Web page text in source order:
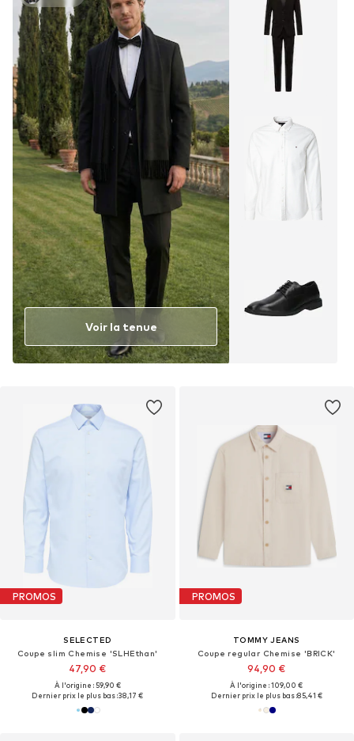
Voir la tenue
PROMOS
SELECTED
Coupe slim Chemise 'SLHEthan'
47,90 €
À l'origine : 59,90 €
Dernier prix le plus bas :38,17 €
PROMOS
TOMMY JEANS
Coupe regular Chemise 'BRICK'
94,90 €
À l'origine : 109,00 €
Dernier prix le plus bas :85,41 €